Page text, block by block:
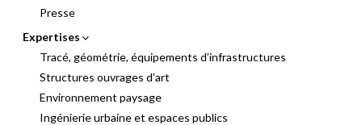
Presse
Expertises
Tracé, géométrie, équipements d’infrastructures
Structures ouvrages d’art
Environnement paysage
Ingénierie urbaine et espaces publics